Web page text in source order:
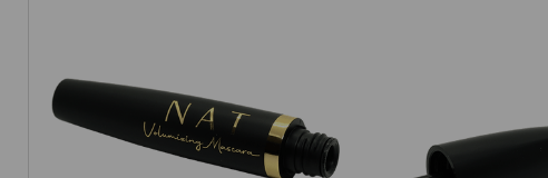
protector térmico